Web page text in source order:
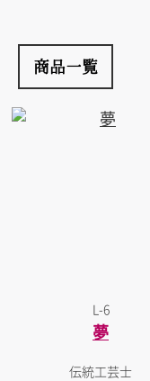
商品一覧
L-6
夢
伝統工芸士